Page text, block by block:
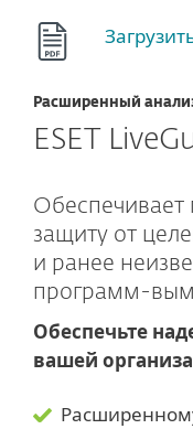
Расширенный
ESET
Обеспечивает
защиту от
и ранее
программ-
Обеспечьте
вашей